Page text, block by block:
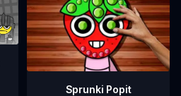
Sprunki Popit